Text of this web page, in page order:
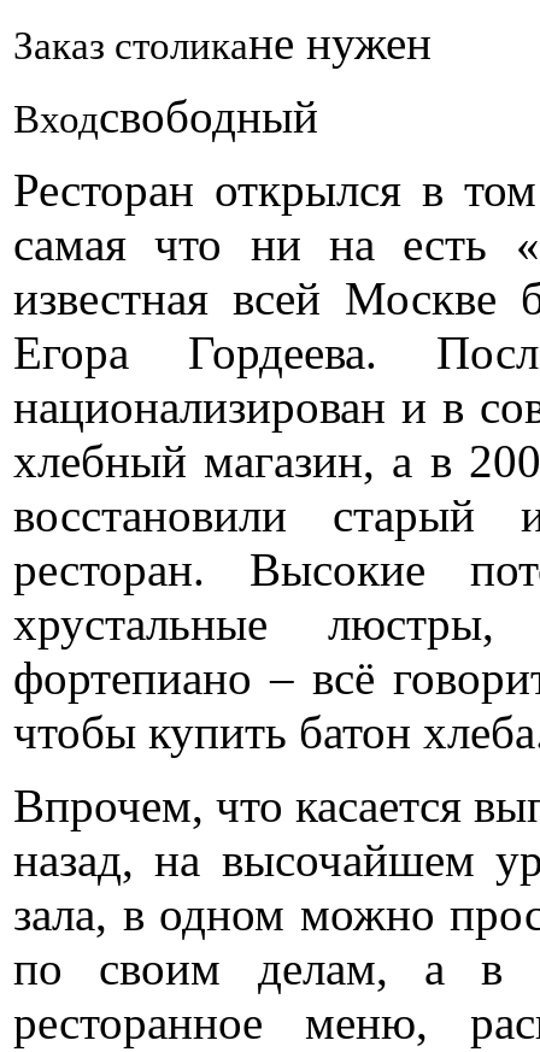
Заказ столикане нужен
Входсвободный
Ресторан открылся в
самая что ни на есть «
известная всей Москве
Егора Гордеева.
национализирован и в
хлебный магазин, а в
восстановили
ресторан. Высокие
хрустальные
фортепиано – всё
чтобы купить батон
Впрочем, что касается
назад, на высочайшем
зала, в одном можно
по своим делам, а в
ресторанное меню,